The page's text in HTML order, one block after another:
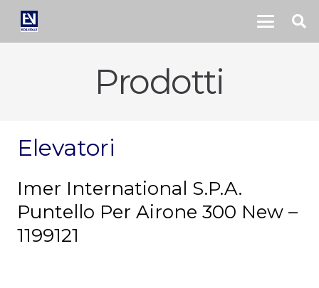
Prodotti
Elevatori
Imer International S.P.A.
Puntello Per Airone 300 New –
1199121